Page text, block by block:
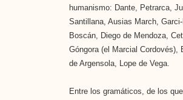
humanismo: Dante, Petrarca,
Santillana, Ausias March,
Boscán, Diego de Mendoza,
Góngora (el Marcial Cordovés),
de Argensola, Lope de Vega.
Entre los gramáticos, de los